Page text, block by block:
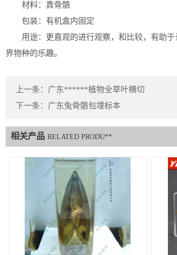
材料：真骨骼
包装：有机盒内固定
用途：更直观的进行观察，和比较，有助于
界物种的乐趣。
上一条： 广东******植物全草叶横切
下一条： 广东兔骨骼包埋标本
相关产品 RELATED PRODU**